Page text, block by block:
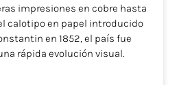
impresiones en cobre hasta
calotipo en papel introducido
en 1852, el país fue
rápida evolución visual.